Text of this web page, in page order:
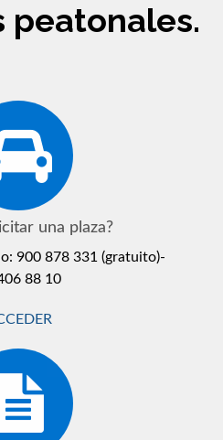
peatonales.
una plaza?
900 878 331 (gratuito)-
88 10